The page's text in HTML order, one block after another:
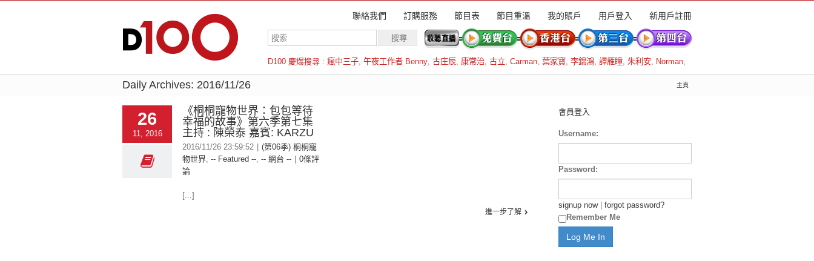
聯絡我們 訂購服務 節目表 節目重溫 我的賬戶 用戶登入 新用戶註冊
D100 慶爆搜尋 : 瘋中三子, 午夜工作者 Benny, 古庄辰, 康常治, 古立, Carman, 葉家寶, 李錦鴻, 譚雁瞳, 朱利安, Norman,
羅倫斯
Daily Archives: 2016/11/26 主頁
26
11, 2016
《桐桐寵物世界：包包等待
幸福的故事》第六季第七集
主持 : 陳榮泰 嘉賓: KARZU
2016/11/26 23:59:52
(第06季) 桐桐寵
物世界, -- Featured --, -- 網台 --
0條評
論
[...]
進一步了解
會員登入
Username:
Password:
signup now| forgot password?
Remember Me